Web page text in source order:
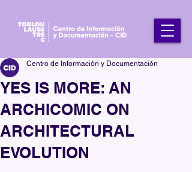
YES IS MORE: AN
ARCHICOMIC ON
ARCHITECTURAL
EVOLUTION
Centro de Información y Documentación